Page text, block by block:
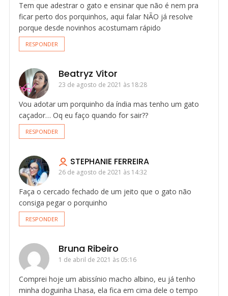
Tem que adestrar o gato e ensinar que não é nem pra
ficar perto dos porquinhos, aqui falar NÃO já resolve
porque desde novinhos acostumam rápido
RESPONDER
Beatryz Vitor
23 de agosto de 2021 às 18:28
Vou adotar um porquinho da índia mas tenho um gato
caçador… Oq eu faço quando for sair??
RESPONDER
STEPHANIE FERREIRA
26 de agosto de 2021 às 14:32
Faça o cercado fechado de um jeito que o gato não
consiga pegar o porquinho
RESPONDER
Bruna Ribeiro
1 de abril de 2021 às 05:16
Comprei hoje um abissínio macho albino, eu já tenho
minha doguinha Lhasa, ela fica em cima dele o tempo